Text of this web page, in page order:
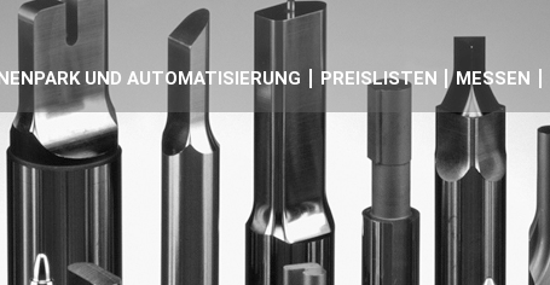
UND AUTOMATISIERUNG PREISLISTEN MESSEN